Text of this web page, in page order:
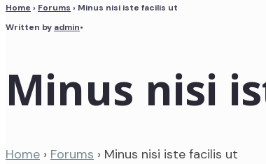
Home › Forums › Minus nisi iste facilis ut
Written by admin•
Minus nisi
Home › Forums › Minus nisi iste facilis ut